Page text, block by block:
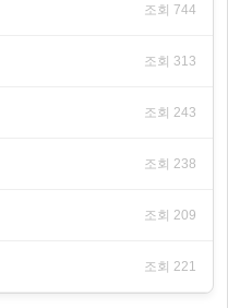
조회 744
조회 313
조회 243
조회 238
조회 209
조회 221